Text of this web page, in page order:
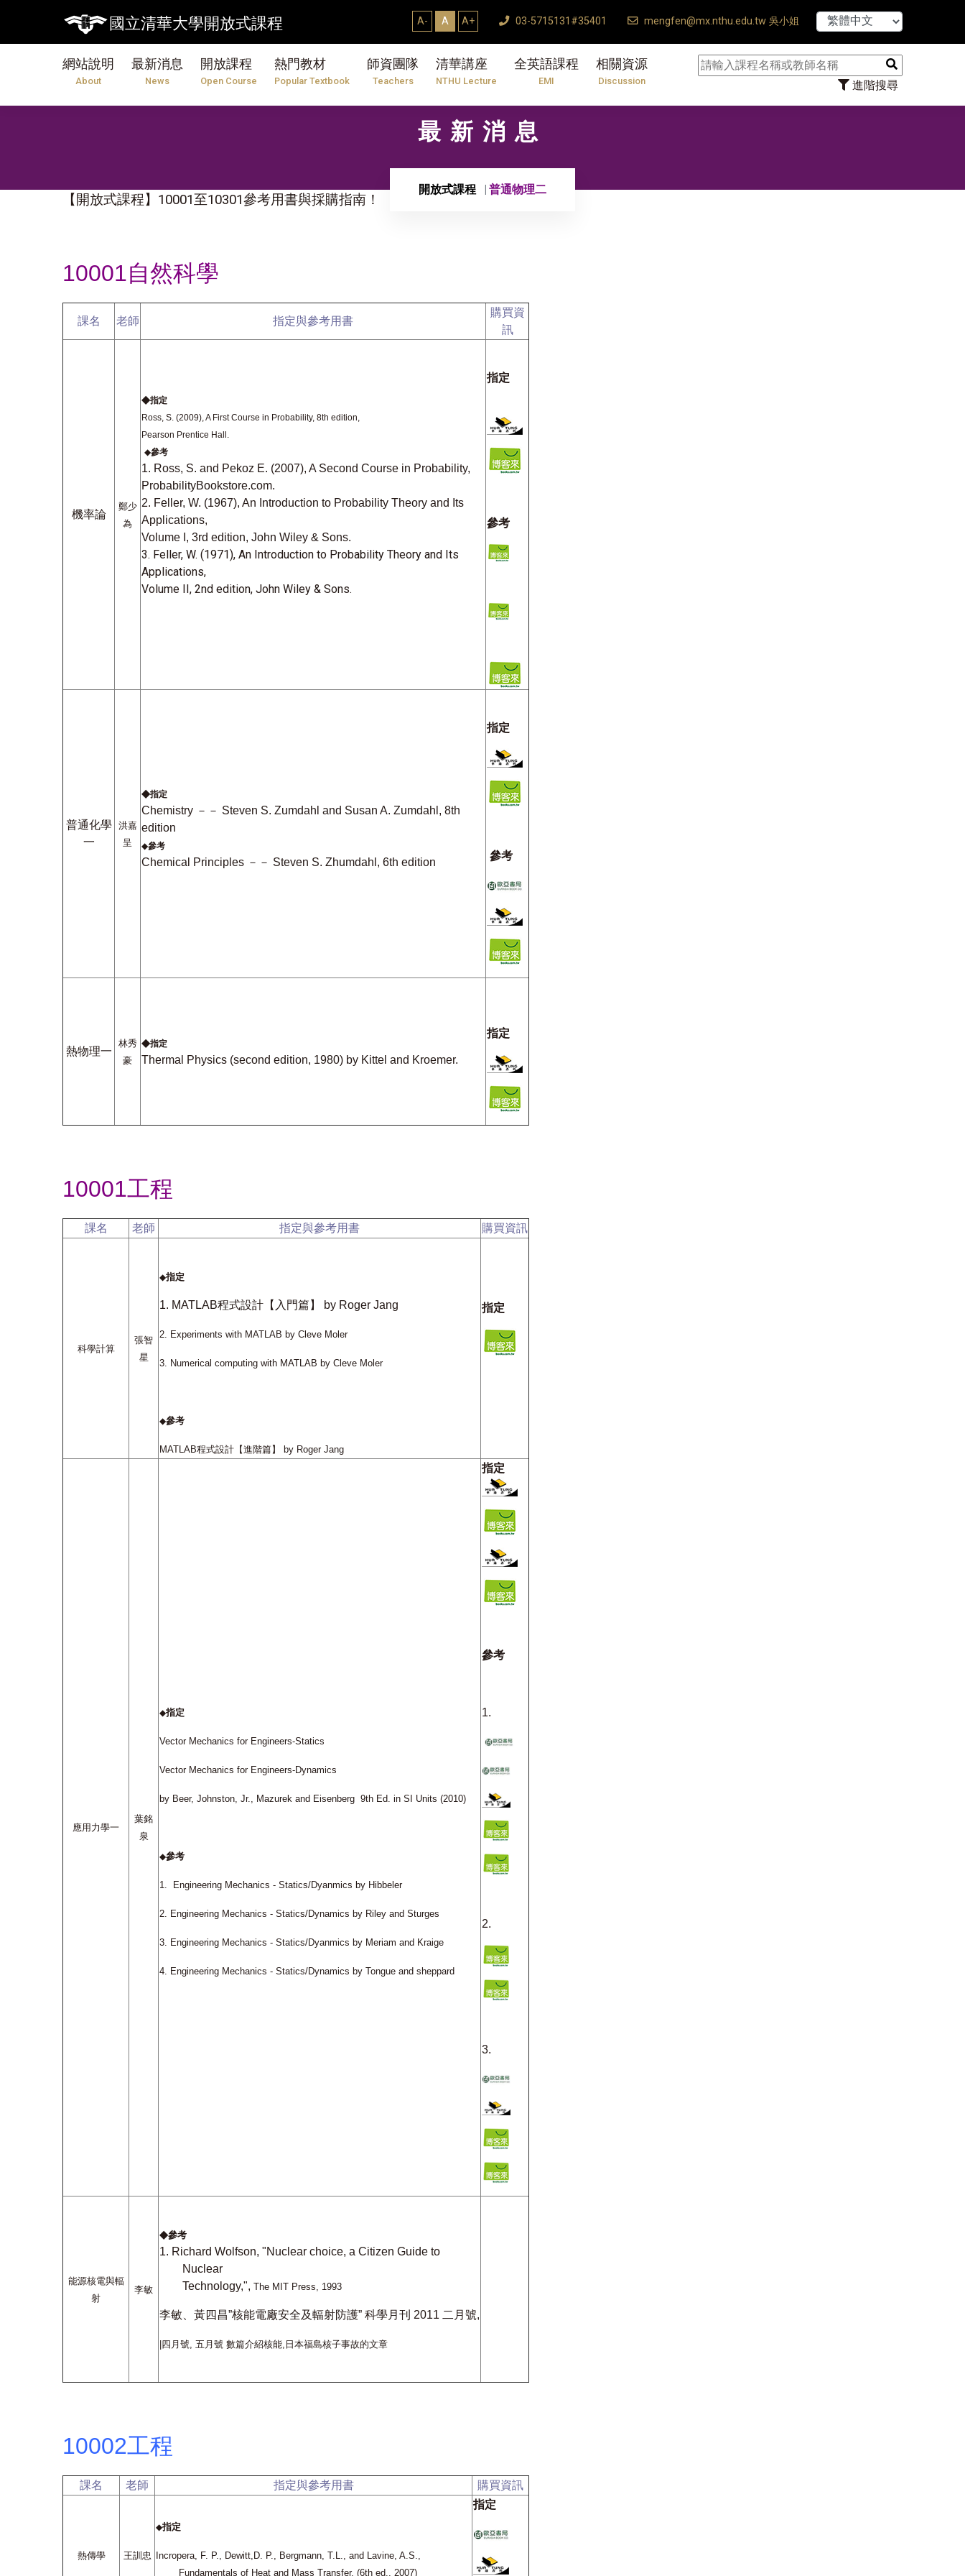
國立清華大學開放式課程 A- A A+ 03-5715131#35401 mengfen@mx.nthu.edu.tw 吳小姐
網站說明
About
最新消息
News
開放課程
Open Course
熱門教材
Popular Textbook
師資團隊
Teachers
清華講座
NTHU Lecture
全英語課程
EMI
相關資源
Discussion 進階搜尋
【7/31】
最新消息
開放式課程 普通物理二
【開放式課程】10001至10301參考用書與採購指南！
10001自然科學
課名 老師 指定與參考用書
購買資
訊
機率論
鄭少
為
◆指定
Ross, S. (2009), A First Course in Probability, 8th edition,
Pearson Prentice Hall.
◆參考
1. Ross, S. and Pekoz E. (2007), A Second Course in Probability,
ProbabilityBookstore.com.
2. Feller, W. (1967), An Introduction to Probability Theory and Its
Applications,
Volume I, 3rd edition, John Wiley & Sons.
3. Feller, W. (1971), An Introduction to Probability Theory and Its
Applications,
Volume II, 2nd edition, John Wiley & Sons.
指定
參考
普通化學
一
洪嘉
呈
◆指定
Chemistry －－ Steven S. Zumdahl and Susan A. Zumdahl, 8th
edition
◆參考
Chemical Principles －－ Steven S. Zhumdahl, 6th edition
指定
參考
熱物理一
林秀
豪
◆指定
Thermal Physics (second edition, 1980) by Kittel and Kroemer.
指定
10001工程
課名 老師 指定與參考用書 購買資訊
科學計算
張智
星
◆指定
1. MATLAB程式設計【入門篇】 by Roger Jang
2. Experiments with MATLAB by Cleve Moler
3. Numerical computing with MATLAB by Cleve Moler
◆參考
MATLAB程式設計【進階篇】 by Roger Jang
指定
應用力學一
葉銘
泉
◆指定
Vector Mechanics for Engineers-Statics
Vector Mechanics for Engineers-Dynamics
by Beer, Johnston, Jr., Mazurek and Eisenberg 9th Ed. in SI Units (2010)
◆參考
1. Engineering Mechanics - Statics/Dyanmics by Hibbeler
2. Engineering Mechanics - Statics/Dynamics by Riley and Sturges
3. Engineering Mechanics - Statics/Dyanmics by Meriam and Kraige
4. Engineering Mechanics - Statics/Dynamics by Tongue and sheppard
指定
參考
1.
2.
3.
能源核電與輻
射
李敏
◆參考
1. Richard Wolfson, "Nuclear choice, a Citizen Guide to
Nuclear
Technology,", The MIT Press, 1993
李敏、黃四昌”核能電廠安全及輻射防護” 科學月刊 2011 二月號,
四月號, 五月號 數篇介紹核能, 日本福島核子事故的文章
10002工程
課名 老師 指定與參考用書 購買資訊
熱傳學 王訓忠
◆指定
Incropera, F. P., Dewitt,D. P., Bergmann, T.L., and Lavine, A.S.,
Fundamentals of Heat and Mass Transfer, (6th ed., 2007)
指定